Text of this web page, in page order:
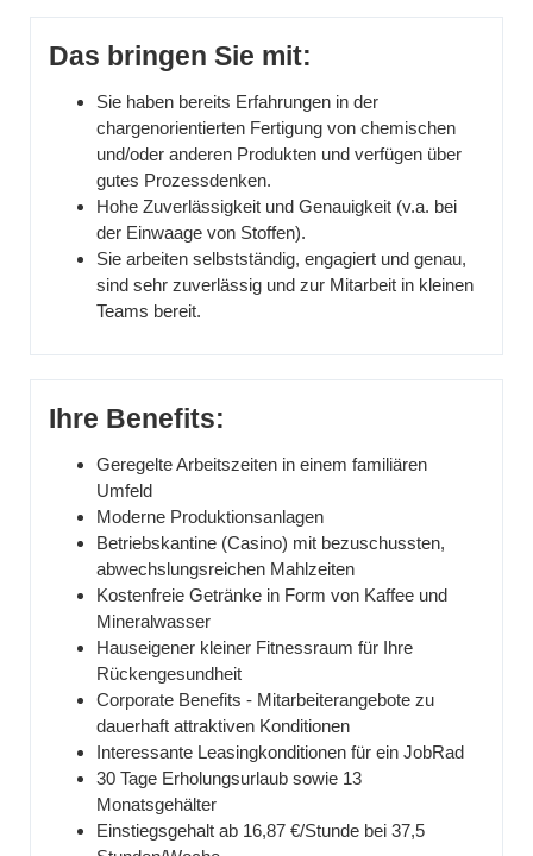
Das bringen Sie mit:
Sie haben bereits Erfahrungen in der
chargenorientierten Fertigung von chemischen
und/oder anderen Produkten und verfügen über
gutes Prozessdenken.
Hohe Zuverlässigkeit und Genauigkeit (v.a. bei
der Einwaage von Stoffen).
Sie arbeiten selbstständig, engagiert und genau,
sind sehr zuverlässig und zur Mitarbeit in kleinen
Teams bereit.
Ihre Benefits:
Geregelte Arbeitszeiten in einem familiären
Umfeld
Moderne Produktionsanlagen
Betriebskantine (Casino) mit bezuschussten,
abwechslungsreichen Mahlzeiten
Kostenfreie Getränke in Form von Kaffee und
Mineralwasser
Hauseigener kleiner Fitnessraum für Ihre
Rückengesundheit
Corporate Benefits - Mitarbeiterangebote zu
dauerhaft attraktiven Konditionen
Interessante Leasingkonditionen für ein JobRad
30 Tage Erholungsurlaub sowie 13
Monatsgehälter
Einstiegsgehalt ab 16,87 €/Stunde bei 37,5